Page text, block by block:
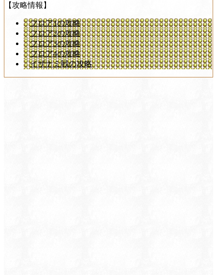
【攻略情報】
フロア1の攻略
フロア2の攻略
フロア3の攻略
フロア4の攻略
イザナミ戦の攻略